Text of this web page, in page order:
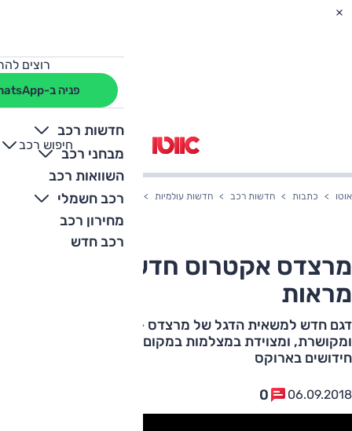
רוצים
פניה ב-WhatsApp
חדשות רכב
מבחני רכב
השוואות רכב
רכב חשמלי
מחירון רכב
רכב חדש
חיפוש רכב
+
-
אוטו כתבות חדשות רכב חדשות עולמיות מרצדס אקטרוס חדשה – ואין לה
מרצדס אקטרוס חדשה – ואין לה
מראות
דגם חדש למשאית הדגל של מרצדס – בטוחה, חסכונית
ומקושרת, ומצוידת במצלמות במקום במראות צד. וגם:
חידושים בארוקס
06.09.2018
0